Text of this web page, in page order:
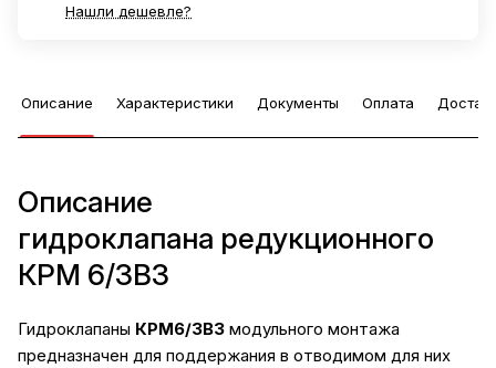
Нашли дешевле?
Описание Характеристики Документы Оплата
Описание
гидроклапана редукционного
КРМ 6/3В3
Гидроклапаны КРМ6/3В3 модульного монтажа
предназначен для поддержания в отводимом для них